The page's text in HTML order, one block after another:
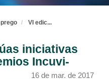
VI edic...
iniciativas
Incuvi-
16 de mar. de 2017